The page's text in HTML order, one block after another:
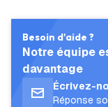
Besoin d'aide ?
Notre équipe
davantage
Écrivez-
Réponse